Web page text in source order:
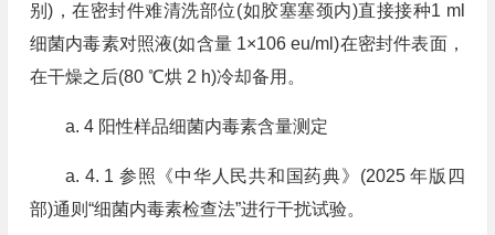
别)，在密封件难清洗部位(如胶塞塞颈内)直接接种1 ml
细菌内毒素对照液(如含量 1×106 eu/ml)在密封件表面，
在干燥之后(80 ℃烘 2 h)冷却备用。
a. 4 阳性样品细菌内毒素含量测定
a. 4. 1 参照《中华人民共和国药典》(2025 年版四
部)通则“细菌内毒素检查法”进行干扰试验。